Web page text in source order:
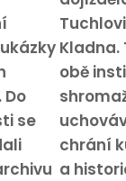
se
Kladna.
obě
chrání
a